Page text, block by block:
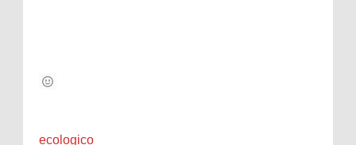
ecologico